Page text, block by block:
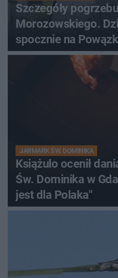
Szczegóły
Morozowskiego.
spocznie na
JARMARK ŚW. DOMINIKA
Książulo ocenił
Św. Dominika w
jest dla Polaka"